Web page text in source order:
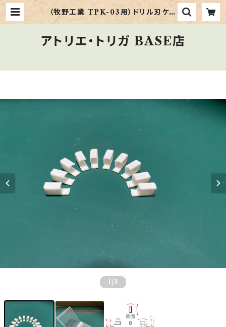
（牧野工業 TPK-03用）ドリル刃ケー
スのラベル・ベース v2 | アトリエ・ト
アトリエ・トリガ BASE店
1 /3